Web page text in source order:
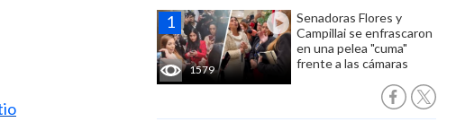
1579
Senadoras Flores y
Campillai se enfrascaron
en una pelea "cuma"
frente a las cámaras